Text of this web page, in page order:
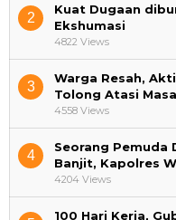
2
Kuat Dugaan
Ekshumasi
4822 Views
3
Warga Resah,
Tolong Atasi
4558 Views
4
Seorang Pemuda
Banjit, Kapolres
4204 Views
100 Hari Kerja,